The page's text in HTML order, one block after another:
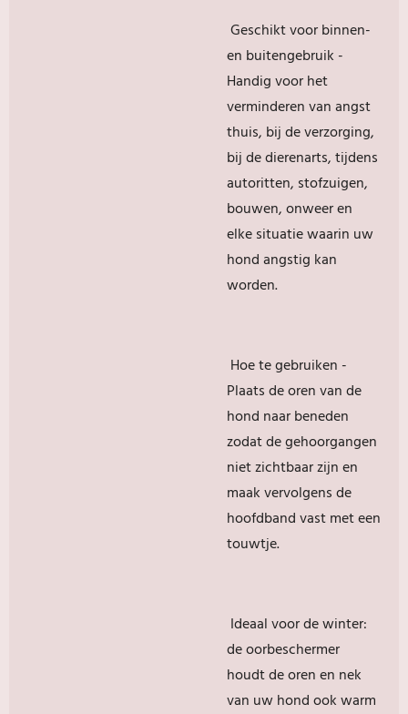
Geschikt voor binnen-
en buitengebruik -
Handig voor het
verminderen van angst
thuis, bij de verzorging,
bij de dierenarts, tijdens
autoritten, stofzuigen,
bouwen, onweer en
elke situatie waarin uw
hond angstig kan
worden.
Hoe te gebruiken -
Plaats de oren van de
hond naar beneden
zodat de gehoorgangen
niet zichtbaar zijn en
maak vervolgens de
hoofdband vast met een
touwtje.
Ideaal voor de winter:
de oorbeschermer
houdt de oren en nek
van uw hond ook warm